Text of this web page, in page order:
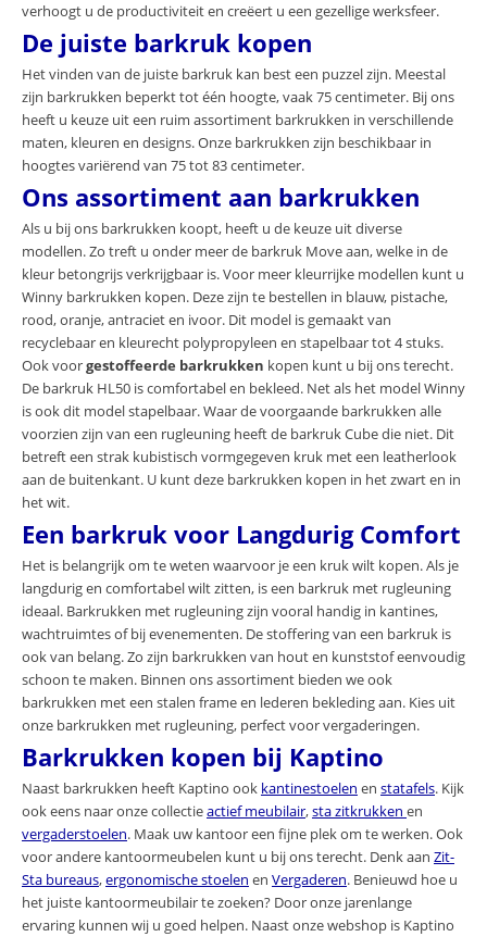
verhoogt u de productiviteit en creëert u een gezellige werksfeer.
De juiste barkruk kopen
Het vinden van de juiste barkruk kan best een puzzel zijn. Meestal
zijn barkrukken beperkt tot één hoogte, vaak 75 centimeter. Bij ons
heeft u keuze uit een ruim assortiment barkrukken in verschillende
maten, kleuren en designs. Onze barkrukken zijn beschikbaar in
hoogtes variërend van 75 tot 83 centimeter.
Ons assortiment aan barkrukken
Als u bij ons barkrukken koopt, heeft u de keuze uit diverse
modellen. Zo treft u onder meer de barkruk Move aan, welke in de
kleur betongrijs verkrijgbaar is. Voor meer kleurrijke modellen kunt u
Winny barkrukken kopen. Deze zijn te bestellen in blauw, pistache,
rood, oranje, antraciet en ivoor. Dit model is gemaakt van
recyclebaar en kleurecht polypropyleen en stapelbaar tot 4 stuks.
Ook voorgestoffeerde barkrukken kopen kunt u bij ons terecht.
De barkruk HL50 is comfortabel en bekleed. Net als het model Winny
is ook dit model stapelbaar. Waar de voorgaande barkrukken alle
voorzien zijn van een rugleuning heeft de barkruk Cube die niet. Dit
betreft een strak kubistisch vormgegeven kruk met een leatherlook
aan de buitenkant. U kunt deze barkrukken kopen in het zwart en in
het wit.
Een barkruk voor Langdurig Comfort
Het is belangrijk om te weten waarvoor je een kruk wilt kopen. Als je
langdurig en comfortabel wilt zitten, is een barkruk met rugleuning
ideaal. Barkrukken met rugleuning zijn vooral handig in kantines,
wachtruimtes of bij evenementen. De stoffering van een barkruk is
ook van belang. Zo zijn barkrukken van hout en kunststof eenvoudig
schoon te maken. Binnen ons assortiment bieden we ook
barkrukken met een stalen frame en lederen bekleding aan. Kies uit
onze barkrukken met rugleuning, perfect voor vergaderingen.
Barkrukken kopen bij Kaptino
Naast barkrukken heeft Kaptino ook kantinestoelen en statafels. Kijk
ook eens naar onze collectieactief meubilair,sta zitkrukken en
vergaderstoelen. Maak uw kantoor een fijne plek om te werken. Ook
voor andere kantoormeubelen kunt u bij ons terecht. Denk aan Zit-
Sta bureaus,ergonomische stoelen en Vergaderen. Benieuwd hoe u
het juiste kantoormeubilair te zoeken? Door onze jarenlange
ervaring kunnen wij u goed helpen. Naast onze webshop is Kaptino